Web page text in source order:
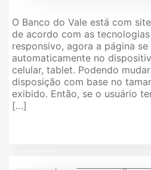
O Banco do Vale está com
de acordo com as
responsivo, agora a página se
automaticamente no
celular, tablet. Podendo
disposição com base no
exibido. Então, se o usuário
[…]